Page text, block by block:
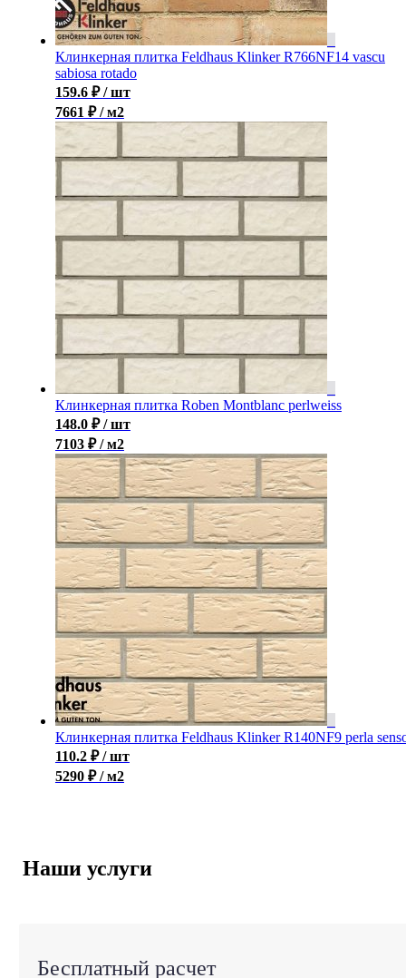
Клинкерная плитка Feldhaus Klinker R766NF14 vascu
sabiosa rotado
159.6 ₽ / шт
7661 ₽ / м2
Клинкерная плитка Roben Montblanc perlweiss
148.0 ₽ / шт
7103 ₽ / м2
Клинкерная плитка Feldhaus Klinker R140NF9 perla
110.2 ₽ / шт
5290 ₽ / м2
Наши услуги
Бесплатный расчет